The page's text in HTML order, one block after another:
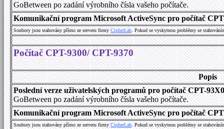
GoBetween po zadání výrobního čísla vašeho počítače.
Komunikační program Microsoft ActiveSync pro počítač
Soubory jsou stahovány přímo ze serveru firmyCipherLab. Pokud se vyskytnou problémy se
Počítač CPT-9300/ CPT-9370
Popis
Poslední verze uživatelských programů pro počítač CPT-93X0
GoBetween po zadání výrobního čísla vašeho počítače.
Komunikační program Microsoft ActiveSync pro počítač
Soubory jsou stahovány přímo ze serveru firmyCipherLab. Pokud se vyskytnou problémy se